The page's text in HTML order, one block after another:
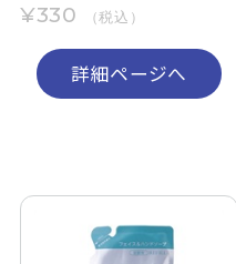
¥330 （税込）
詳細ページへ